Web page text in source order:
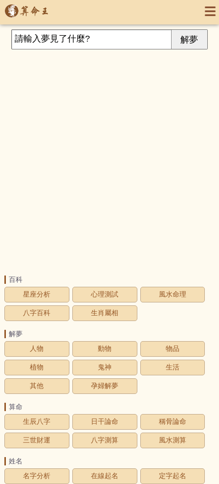
百科
星座分析
心理測試 風水命理
八字百科 生肖屬相
解夢
人物
動物 物品
植物 鬼神 生活
其他 孕婦解夢
算命
生辰八字
日干論命 稱骨論命
三世財運 八字測算 風水測算
姓名
名字分析
在線起名 定字起名